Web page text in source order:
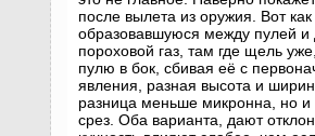
после вылета из оружия. Вот
образовавшуюся между пулей
пороховой газ, там где щель
пулю в бок, сбивая её с
явления, разная высота и
разница меньше микронна, но и
срез. Оба варианта, дают